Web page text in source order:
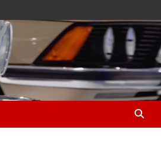
audiovisual para el sector automotriz